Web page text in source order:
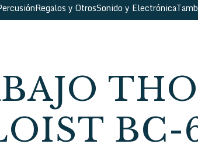
Regalos y OtrosSonido y Electrónica
BC-